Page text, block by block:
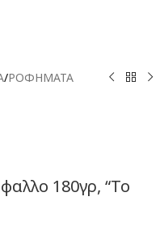
/ΡΟΦΗΜΑΤΑ
180γρ, “Το